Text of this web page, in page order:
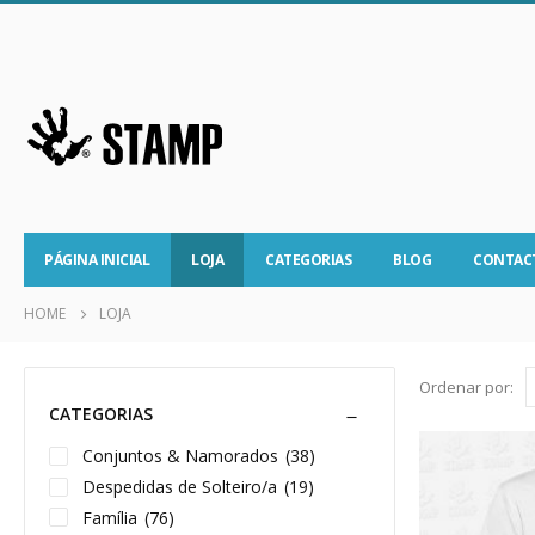
PÁGINA INICIAL LOJA CATEGORIAS BLOG
HOME LOJA
Ordenar por:
CATEGORIAS
Conjuntos & Namorados (38)
Despedidas de Solteiro/a (19)
Família (76)